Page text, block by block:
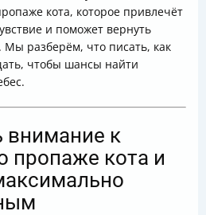
стимулы —
и печати объявлений
объявлений для
объявление о пропавшей
информации и откликов
кота, которое привлечёт
и поможет вернуть
Мы разберём, что писать, как
чтобы шансы найти
внимание к
пропаже кота и